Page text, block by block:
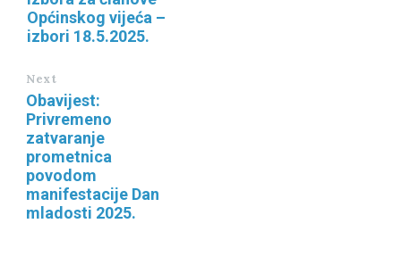
Općinskog vijeća –
izbori 18.5.2025.
Next
Obavijest:
Privremeno
zatvaranje
prometnica
povodom
manifestacije Dan
mladosti 2025.